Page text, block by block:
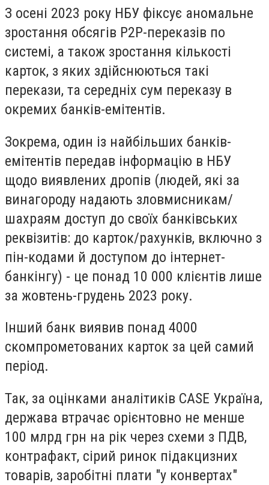
З осені 2023 року НБУ фіксує аномальне
зростання обсягів P2P-переказів по
системі, а також зростання кількості
карток, з яких здійснюються такі
перекази, та середніх сум переказу в
окремих банків-емітентів.
Зокрема, один із найбільших банків-
емітентів передав інформацію в НБУ
щодо виявлених дропів (людей, які за
винагороду надають зловмисникам/
шахраям доступ до своїх банківських
реквізитів: до карток/рахунків, включно з
пін-кодами й доступом до інтернет-
банкінгу) - це понад 10 000 клієнтів лише
за жовтень-грудень 2023 року.
Інший банк виявив понад 4000
скомпрометованих карток за цей самий
період.
Так, за оцінками аналітиків CASE Україна,
держава втрачає орієнтовно не менше
100 млрд грн на рік через схеми з ПДВ,
контрафакт, сірий ринок підакцизних
товарів, заробітні плати "у конвертах"